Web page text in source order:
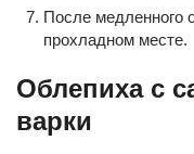
После медленного
прохладном месте.
Облепиха с
варки